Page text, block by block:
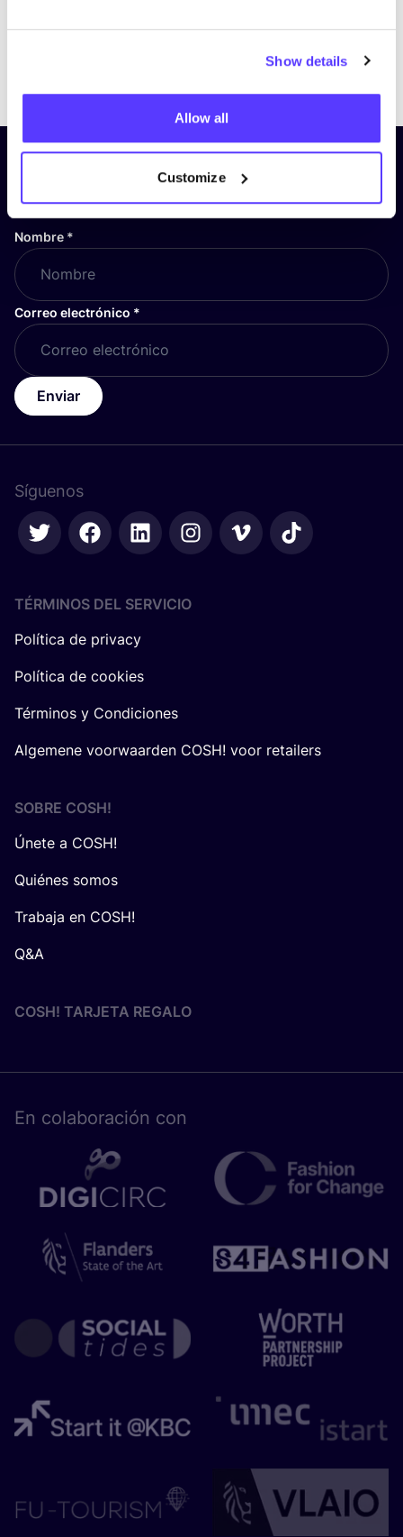
Show details
Allow all
Customize
PreviousNext
¡Suscríbete a nuestro boletín
y mantente informado!
Nombre *
Correo electrónico *
Enviar
Síguenos
TÉRMINOS DEL SERVICIO
Política de privacy
Política de cookies
Términos y Condiciones
Algemene voorwaarden COSH! voor retailers
SOBRE COSH!
Únete a COSH!
Quiénes somos
Trabaja en COSH!
Q&A
COSH! TARJETA REGALO
En cola­bo­ra­ción con